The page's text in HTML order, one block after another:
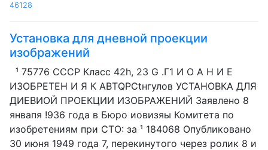
46128
Установка для дневной проекции
изображений
¹ 75776 СССР Класс 42h, 23 G .Г1 И О А Н И Е
ИЗОБРЕТЕН И Я К ABTQPCtнгулов УСТАНОВКА ДЛЯ
ДИЕВИОЙ ПРОЕКЦИИ ИЗОБРАЖЕНИЙ Заявлено 8
янвапя !936 года в Бюро иовизяы Комитета по
изобретениям при СТО: за ¹ 184068 Опубликовано
30 июня 1949 года 7, перекинутого через ролик 8 и